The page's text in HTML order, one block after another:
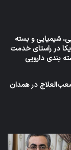
شیمیایی و بسته
در راستای خدمت
بندی دارویی
در همدان